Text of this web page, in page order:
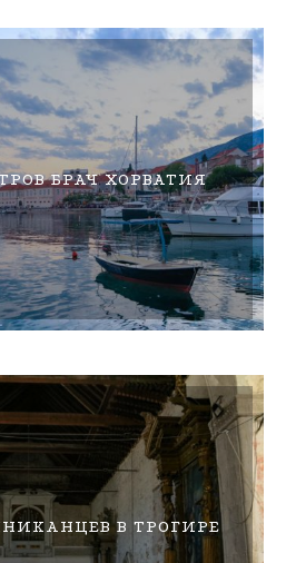
БРАЧ ХОРВАТИЯ
В ТРОГИРЕ